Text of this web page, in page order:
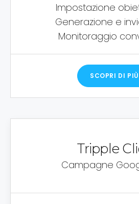
Impostazione
Generazione e
Monitoraggio
SCOPRI DI PIÙ
Tripple
Campagne